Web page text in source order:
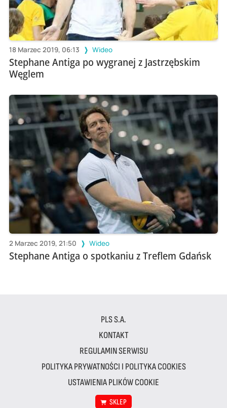
18 Marzec 2019, 06:13 Wideo
Stephane Antiga po wygranej z Jastrzębskim
Węglem
2 Marzec 2019, 21:50 Wideo
Stephane Antiga o spotkaniu z Treflem Gdańsk
PLS S.A.
KONTAKT
REGULAMIN SERWISU
POLITYKA PRYWATNOŚCI I POLITYKA COOKIES
USTAWIENIA PLIKÓW COOKIE
SKLEP